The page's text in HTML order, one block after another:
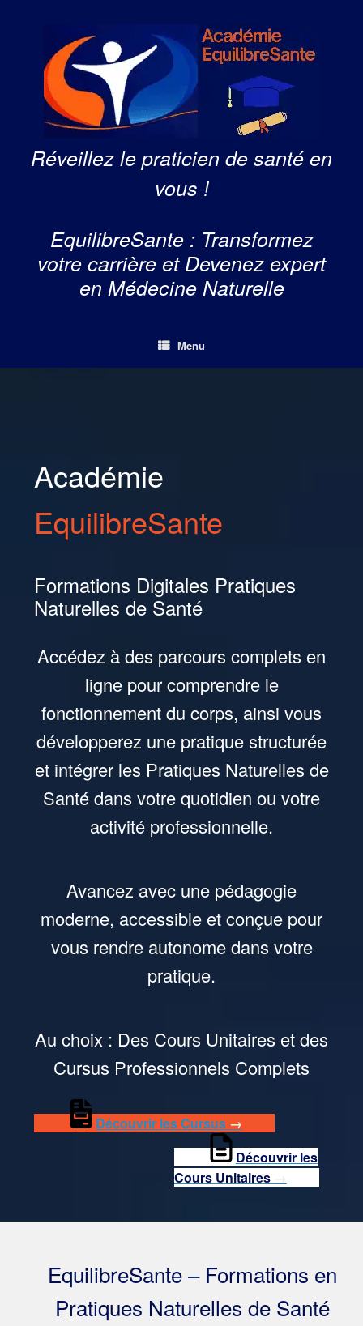
Réveillez le praticien de santé en
vous !
EquilibreSante : Transformez
votre carrière et Devenez expert
en Médecine Naturelle
Menu
Académie
EquilibreSante
Formations Digitales Pratiques
Naturelles de Santé
Accédez à des parcours complets en
ligne pour comprendre le
fonctionnement du corps, ainsi vous
développerez une pratique structurée
et intégrer les Pratiques Naturelles de
Santé dans votre quotidien ou votre
activité professionnelle.
Avancez avec une pédagogie
moderne, accessible et conçue pour
vous rendre autonome dans votre
pratique.
Au choix : Des Cours Unitaires et des
Cursus Professionnels Complets
Découvrir les Cursus →
Découvrir les
Cours Unitaires
EquilibreSante – Formations en
Pratiques Naturelles de Santé